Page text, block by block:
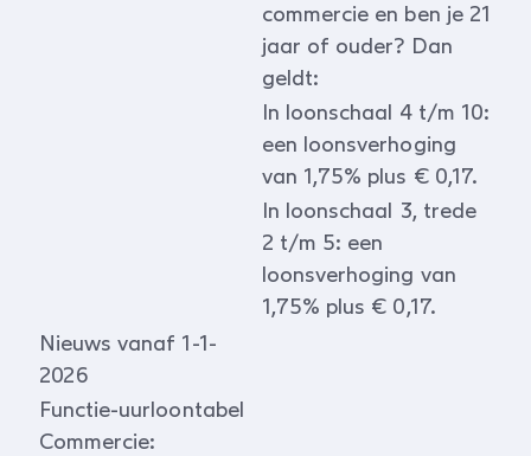
commercie en ben je 21
jaar of ouder? Dan
geldt:
In loonschaal 4 t/m 10:
een loonsverhoging
van 1,75% plus € 0,17.
In loonschaal 3, trede
2 t/m 5: een
loonsverhoging van
1,75% plus € 0,17.
Nieuws vanaf 1-1-
2026
Functie-uurloontabel
Commercie: